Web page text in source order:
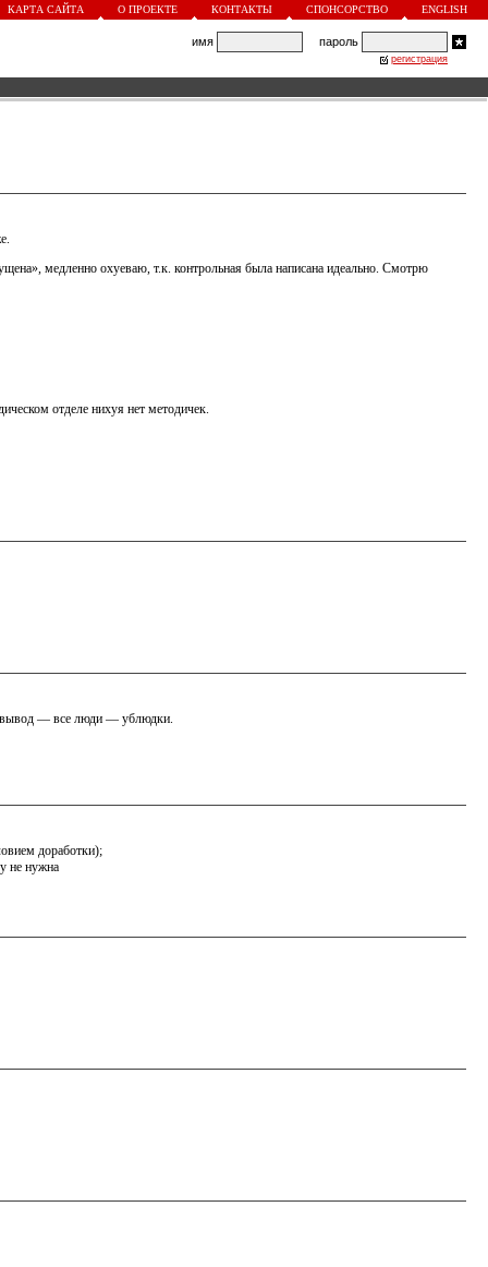
КАРТА САЙТА О ПРОЕКТЕ КОНТАКТЫ СПОНСОРСТВО ENGLISH
имя пароль
регистрация
медленно охуеваю, т.к. контрольная была написана идеально. Смотрю
отделе нихуя нет методичек.
вывод — все люди — ублюдки.
доработки);
не нужна